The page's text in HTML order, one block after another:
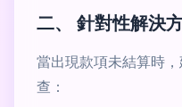
二、 針對性解決
當出現款項未結算時
查：